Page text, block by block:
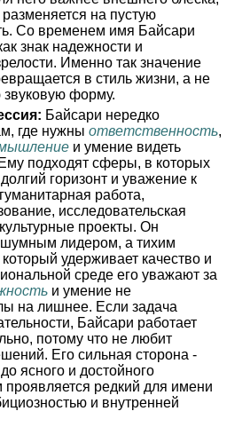
на пустую
Со временем имя Байсари
знак надежности и
Именно так значение
в стиль жизни, а не
звуковую форму.
Байсари нередко
где нужны ответственность,
и умение видеть
Ему подходят сферы, в которых
горизонт и уважение к
работа,
исследовательская
проекты. Он
лидером, а тихим
удерживает качество и
среде его уважают за
и умение не
на лишнее. Если задача
Байсари работает
потому что не любит
Его сильная сторона -
ясного и достойного
проявляется редкий для имени
и внутренней